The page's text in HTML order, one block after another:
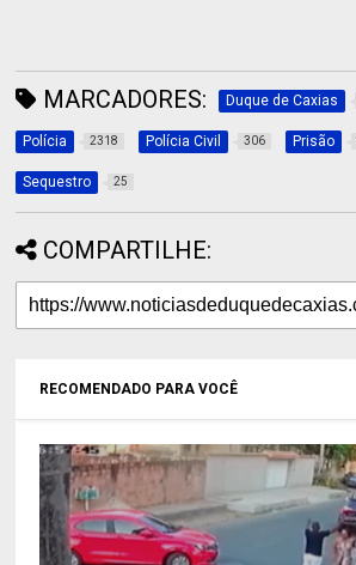
MARCADORES: Duque de Caxias
Polícia 2318 Polícia Civil 306 Prisão
Sequestro 25
COMPARTILHE:
RECOMENDADO PARA VOCÊ